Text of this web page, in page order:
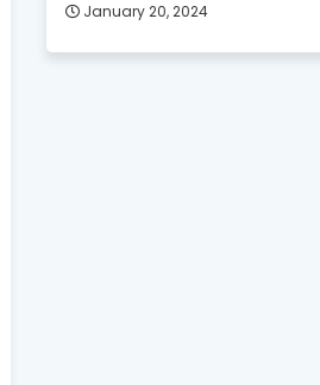
January 20, 2024